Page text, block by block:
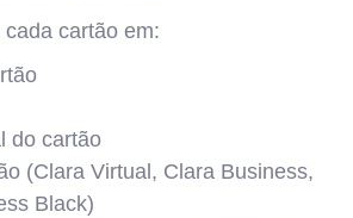
cartão em:
do cartão
(Clara Virtual, Clara Business,
Black)